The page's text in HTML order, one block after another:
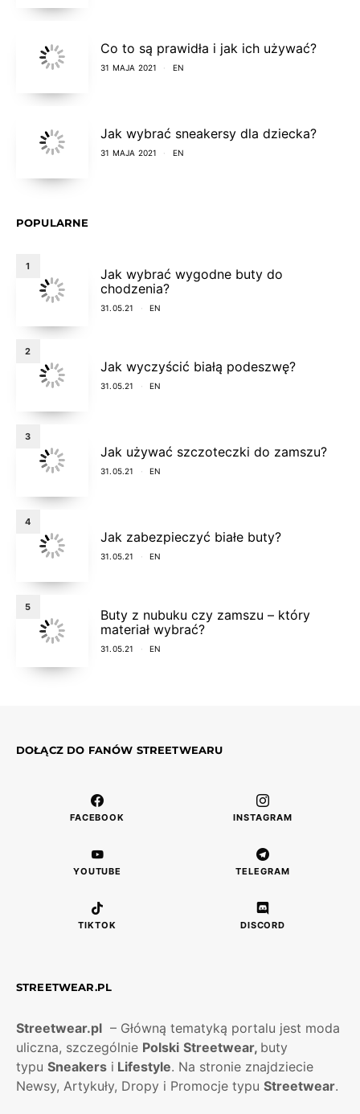
Co to są prawidła i jak ich używać?
31 MAJA 2021 EN
Jak wybrać sneakersy dla dziecka?
31 MAJA 2021 EN
POPULARNE
1
Jak wybrać wygodne buty do
chodzenia?
31.05.21 EN
2
Jak wyczyścić białą podeszwę?
31.05.21 EN
3
Jak używać szczoteczki do zamszu?
31.05.21 EN
4
Jak zabezpieczyć białe buty?
31.05.21 EN
5
Buty z nubuku czy zamszu – który
materiał wybrać?
31.05.21 EN
DOŁĄCZ DO FANÓW STREETWEARU
FACEBOOK INSTAGRAM
YOUTUBE TELEGRAM
TIKTOK DISCORD
STREETWEAR.PL
Streetwear.pl – Główną tematyką portalu jest moda
uliczna, szczególnie Polski Streetwear, buty
typu Sneakers i Lifestyle. Na stronie znajdziecie
Newsy, Artykuły, Dropy i Promocje typu Streetwear.